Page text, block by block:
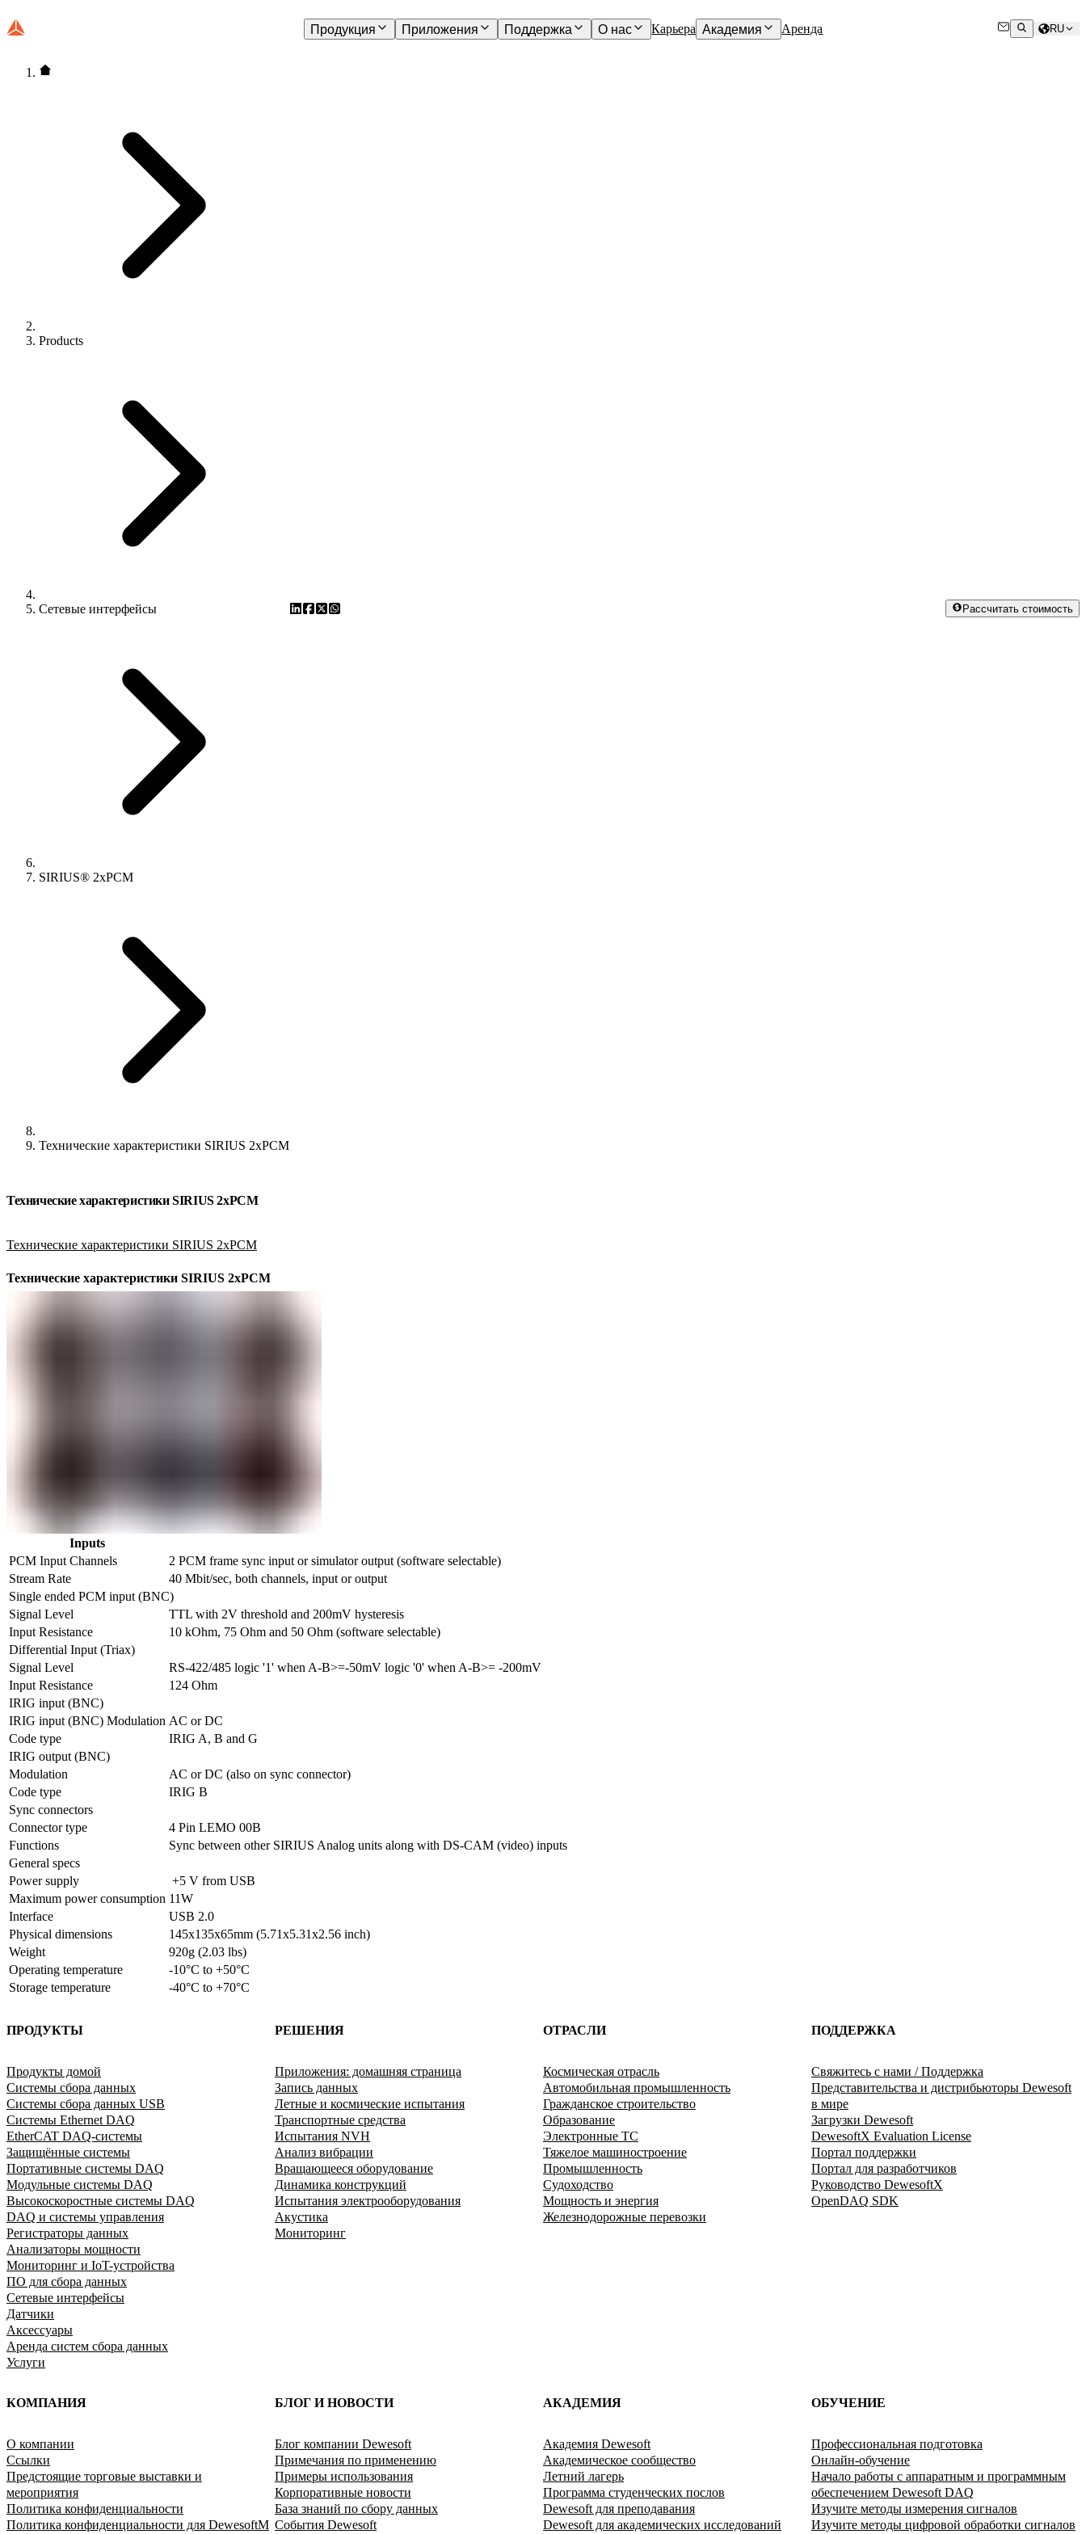
Продукция Приложения Поддержка О нас Карьера Академия Аренда RU
Products
Сетевые интерфейсы
SIRIUS® 2xPCM
Технические характеристики SIRIUS 2xPCM
Рассчитать стоимость
Технические характеристики SIRIUS 2xPCM
Технические характеристики SIRIUS 2xPCM
Технические характеристики SIRIUS 2xPCM
Inputs
PCM Input Channels
2 PCM frame sync input or simulator output (software selectable)
40 Mbit/sec, both channels, input or output
Single ended PCM input (BNC)
Signal Level
TTL with 2V threshold and 200mV hysteresis
Input Resistance
10 kOhm, 75 Ohm and 50 Ohm (software selectable)
Differential Input (Triax)
Signal Level
RS-422/485 logic '1' when A-B>=-50mV logic '0' when A-B>= -200mV
Input Resistance
124 Ohm
IRIG input (BNC)
IRIG input (BNC) Modulation AC or DC
Code type
IRIG A, B and G
IRIG output (BNC)
Modulation
AC or DC (also on sync connector)
Code type
IRIG B
Sync connectors
Connector type
4 Pin LEMO 00B
Functions
Sync between other SIRIUS Analog units along with DS-CAM (video) inputs
General specs
Power supply
+5 V from USB
Maximum power consumption 11W
Interface
USB 2.0
Physical dimensions
145x135x65mm (5.71x5.31x2.56 inch)
Weight
920g (2.03 lbs)
Operating temperature
-10°C to +50°C
-40°C to +70°C
ПРОДУКТЫ
Продукты домой
Системы сбора данных
Системы сбора данных USB
Системы Ethernet DAQ
EtherCAT DAQ-системы
Защищённые системы
Портативные системы DAQ
Модульные системы DAQ
Высокоскоростные системы DAQ
DAQ и системы управления
Регистраторы данных
Анализаторы мощности
Мониторинг и IoT-устройства
ПО для сбора данных
Сетевые интерфейсы
Датчики
Аксессуары
Аренда систем сбора данных
Услуги
РЕШЕНИЯ
Приложения: домашняя страница
Запись данных
Летные и космические испытания
Транспортные средства
Испытания NVH
Анализ вибрации
Вращающееся оборудование
Динамика конструкций
Испытания электрооборудования
Акустика
Мониторинг
ОТРАСЛИ
Космическая отрасль
Автомобильная промышленность
Гражданское строительство
Образование
Электронные ТС
Тяжелое машиностроение
Промышленность
Судоходство
Мощность и энергия
Железнодорожные перевозки
ПОДДЕРЖКА
Свяжитесь с нами / Поддержка
Представительства и дистрибьюторы Dewesoft
в мире
Загрузки Dewesoft
DewesoftX Evaluation License
Портал поддержки
Портал для разработчиков
Руководство DewesoftX
OpenDAQ SDK
КОМПАНИЯ
O компании
Ссылки
Предстоящие торговые выставки и
мероприятия
Политика конфиденциальности
Политика конфиденциальности для DewesoftM
БЛОГ И НОВОСТИ
Блог компании Dewesoft
Примечания по применению
Примеры использования
Корпоративные новости
База знаний по сбору данных
События Dewesoft
АКАДЕМИЯ
Академия Dewesoft
Академическое сообщество
Летний лагерь
Программа студенческих послов
Dewesoft для преподавания
Dewesoft для академических исследований
ОБУЧЕНИЕ
Профессиональная подготовка
Онлайн-обучение
Начало работы с аппаратным и программным
обеспечением Dewesoft DAQ
Изучите методы измерения сигналов
Изучите методы цифровой обработки сигналов